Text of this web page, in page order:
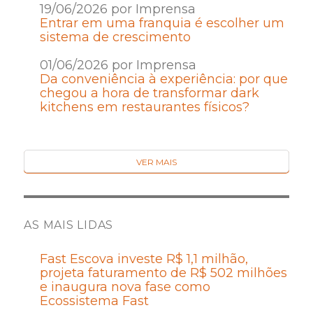
19/06/2026 por Imprensa
Entrar em uma franquia é escolher um
sistema de crescimento
01/06/2026 por Imprensa
Da conveniência à experiência: por que
chegou a hora de transformar dark
kitchens em restaurantes físicos?
VER MAIS
AS MAIS LIDAS
Fast Escova investe R$ 1,1 milhão,
projeta faturamento de R$ 502 milhões
e inaugura nova fase como
Ecossistema Fast